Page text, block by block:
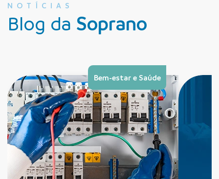
NOTÍCIAS
Blog da Soprano
Bem-estar e Saúde